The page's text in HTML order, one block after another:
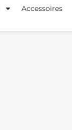
Accessoires